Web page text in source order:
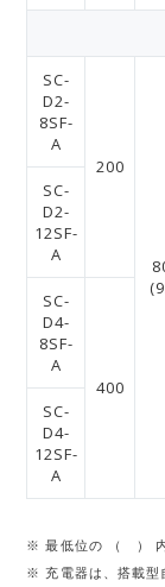
SC-
D2-
8SF-
A
200
SC-
D2-
12SF-
A
SC-
D4-
8SF-
A
400
SC-
D4-
12SF-
A
※ 最低位の （ ） 内
※ 充電器は、搭載型